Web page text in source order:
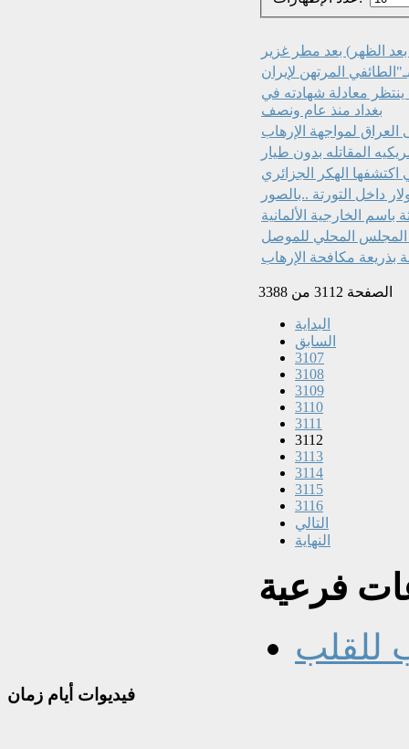
بعد الظهر) بعد مطر غزير
معادلة شهادته في
بغداد منذ عام ونصف
المقاتله بدون طيار
الهكر الجزائري
الخارجية الألمانية
المحلي للموصل
بذريعة مكافحة الإرهاب
الصفحة 3112 من 3388
البداية
السابق
3107
3108
3109
3110
3111
3112
3113
3114
3115
3116
التالي
النهاية
فرعية
للقلب
فيديوات أيام زمان